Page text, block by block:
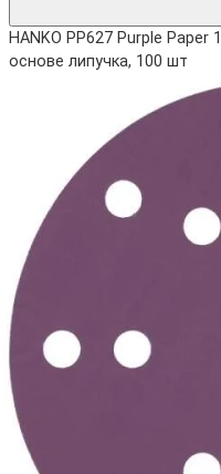
HANKO PP627 Purple
основе липучка, 100 шт